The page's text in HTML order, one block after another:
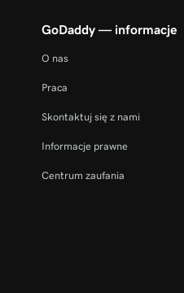
GoDaddy — informacje
O nas
Praca
Skontaktuj się z nami
Informacje prawne
Centrum zaufania